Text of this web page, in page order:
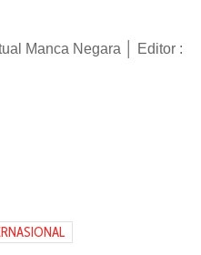
Manca Negara │ Editor :